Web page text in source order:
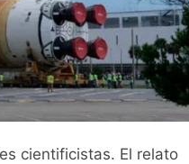
cientificistas. El relato